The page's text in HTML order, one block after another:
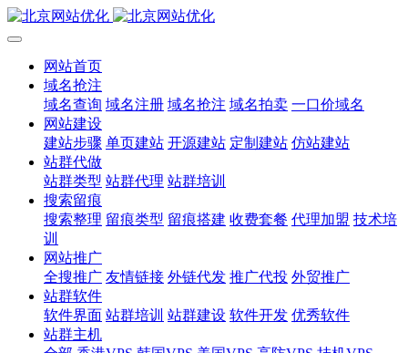
网站首页
域名抢注
域名查询 域名注册 域名抢注 域名拍卖 一口价域名
网站建设
建站步骤 单页建站 开源建站 定制建站 仿站建站
站群代做
站群类型 站群代理 站群培训
搜索留痕
搜索整理 留痕类型 留痕搭建 收费套餐 代理加盟 技术培
训
网站推广
全搜推广 友情链接 外链代发 推广代投 外贸推广
站群软件
软件界面 站群培训 站群建设 软件开发 优秀软件
站群主机